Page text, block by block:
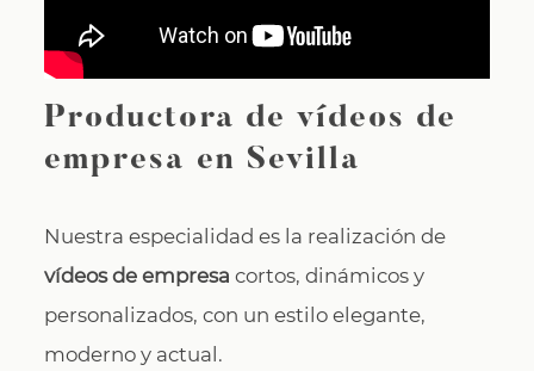
Productora de vídeos de
empresa en Sevilla
Nuestra especialidad es la realización de
vídeos de empresa cortos, dinámicos y
personalizados, con un estilo elegante,
moderno y actual.